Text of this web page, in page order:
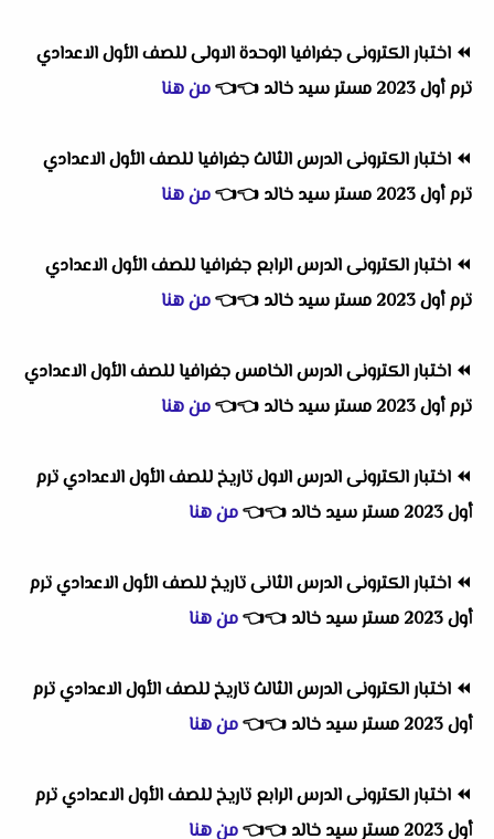
⏪ اختبار الكترونى جغرافيا الوحدة الاولى للصف الأول الاعدادي
ترم أول 2023 مستر سيد خالد
👈
👈من هنا
⏪ اختبار الكترونى الدرس الثالث جغرافيا للصف الأول الاعدادي
ترم أول 2023 مستر سيد خالد
👈
👈من هنا
⏪ اختبار الكترونى الدرس الرابع جغرافيا للصف الأول الاعدادي
ترم أول 2023 مستر سيد خالد
👈
👈من هنا
⏪ اختبار الكترونى الدرس الخامس جغرافيا للصف الأول الاعدادي
ترم أول 2023 مستر سيد خالد
👈
👈من هنا
⏪ اختبار الكترونى الدرس الاول تاريخ للصف الأول الاعدادي ترم
أول 2023 مستر سيد خالد
👈
👈من هنا
⏪ اختبار الكترونى الدرس الثانى تاريخ للصف الأول الاعدادي ترم
أول 2023 مستر سيد خالد
👈
👈من هنا
⏪ اختبار الكترونى الدرس الثالث تاريخ للصف الأول الاعدادي ترم
أول 2023 مستر سيد خالد
👈
👈من هنا
⏪ اختبار الكترونى الدرس الرابع تاريخ للصف الأول الاعدادي ترم
أول 2023 مستر سيد خالد
👈
👈من هنا